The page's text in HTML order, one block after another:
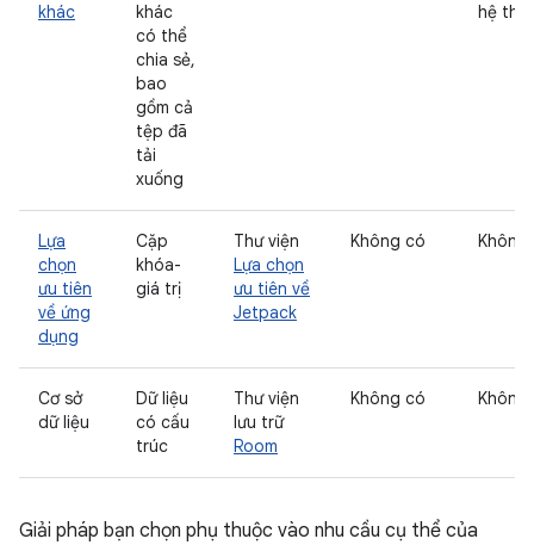
khác
khác
có thể
chia sẻ,
bao
gồm cả
tệp đã
tải
xuống
hệ
Lựa
chọn
ưu tiên
về ứng
dụng
Cặp
khóa-
giá trị
Thư viện
Lựa chọn
ưu tiên về
Jetpack
Không có Không
Cơ sở
dữ liệu
Dữ liệu
có cấu
trúc
Thư viện
lưu trữ
Room
Không có Không
Giải pháp bạn chọn phụ thuộc vào nhu cầu cụ thể của